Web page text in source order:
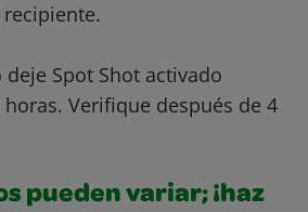
deje Spot Shot activado
Verifique después de 4
pueden variar; ¡haz